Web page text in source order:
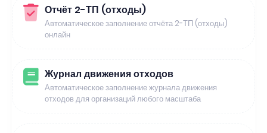
Отчёт 2-ТП (отходы)
Автоматическое заполнение отчёта 2-ТП (отходы)
онлайн
Журнал движения отходов
Автоматическое заполнение журнала движения
отходов для организаций любого масштаба